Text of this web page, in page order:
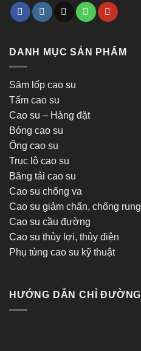
DANH MỤC SẢN PHẨM
Săm lốp cao su
Tấm cao su
Cao su – Hàng đặt
Bóng cao su
Ống cao su
Trục lô cao su
Băng tải cao su
Cao su chống va
Cao su giảm chấn, chống rung
Cao su cầu đường
Cao su thủy lợi, thủy điện
Phụ tùng cao su kỹ thuật
HƯỚNG DẪN CHỈ ĐƯỜNG